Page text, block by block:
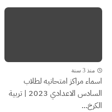
منذ 3 سنة
اسماء مراكز امتحانيه لطلاب
السادس الاعدادي 2023 | تربية
الكرخ...